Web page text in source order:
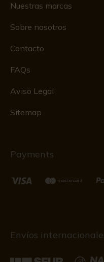
Nuestras marcas
Sobre nosotros
Contacto
FAQs
Aviso Legal
Sitemap
Payments
Envíos